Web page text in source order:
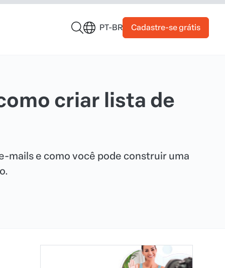
PT-BR Cadastre-se grátis
criar lista de
mails e como você pode construir uma